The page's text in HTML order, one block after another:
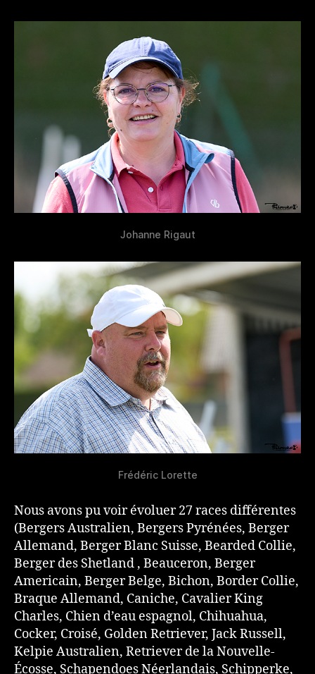
Johanne Rigaut
Frédéric Lorette
Nous avons pu voir évoluer 27 races différentes
(Bergers Australien, Bergers Pyrénées, Berger
Allemand, Berger Blanc Suisse, Bearded Collie,
Berger des Shetland , Beauceron, Berger
Americain, Berger Belge, Bichon, Border Collie,
Braque Allemand, Caniche, Cavalier King
Charles, Chien d’eau espagnol, Chihuahua,
Cocker, Croisé, Golden Retriever, Jack Russell,
Kelpie Australien, Retriever de la Nouvelle-
Écosse, Schapendoes Néerlandais, Schipperke,